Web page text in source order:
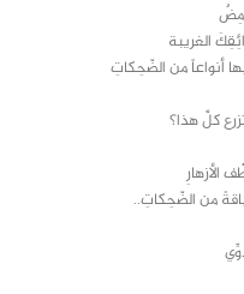
الغريبة
أنواعاً من الضّحِكاتِ
كلَّ هذا؟
من الضّحِكاتِ..